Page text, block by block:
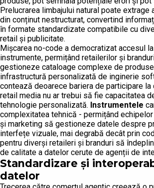
Prelucrarea limbajului natural poate extrage
din conținut nestructurat, convertind
în formate standardizate compatibile cu
retail și publicitate.
Mișcarea no-code a democratizat accesul
instrumente, permițând retailerilor și
gestioneze cataloage complexe de
infrastructură personalizată de inginerie
contează deoarece bariera de participare
retail media nu ar trebui să fie capacitatea
tehnologie personalizată. Instrumentele
complexitatea tehnică - permițând
și marketing să gestioneze datele despre
interfețe vizuale, mai degrabă decât prin
pentru diverși retaileri și branduri să
de calitate a datelor cerute de agenții de
Standardizare și
datelor